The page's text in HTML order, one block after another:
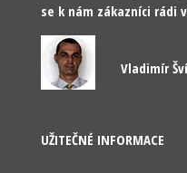
se k nám zákazníci rádi
Vladimír
UŽITEČNÉ INFORMACE